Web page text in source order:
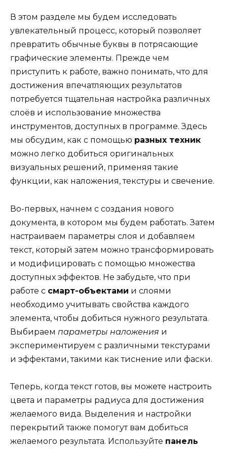
В этом разделе мы будем исследовать
увлекательный процесс, который позволяет
превратить обычные буквы в потрясающие
графические элементы. Прежде чем
приступить к работе, важно понимать, что для
достижения впечатляющих результатов
потребуется тщательная настройка различных
слоёв и использование множества
инструментов, доступных в программе. Здесь
мы обсудим, как с помощью разных техник
можно легко добиться оригинальных
визуальных решений, применяя такие
функции, как наложения, текстуры и свечение.
Во-первых, начнем с создания нового
документа, в котором мы будем работать. Затем
настраиваем параметры слоя и добавляем
текст, который затем можно трансформировать
и модифицировать с помощью множества
доступных эффектов. Не забудьте, что при
работе с смарт-объектами и слоями
необходимо учитывать свойства каждого
элемента, чтобы добиться нужного результата.
Выбираем параметры наложения и
экспериментируем с различными текстурами
и эффектами, такими как тиснение или фаски.
Теперь, когда текст готов, вы можете настроить
цвета и параметры радиуса для достижения
желаемого вида. Выделения и настройки
перекрытий также помогут вам добиться
желаемого результата. Используйте панель